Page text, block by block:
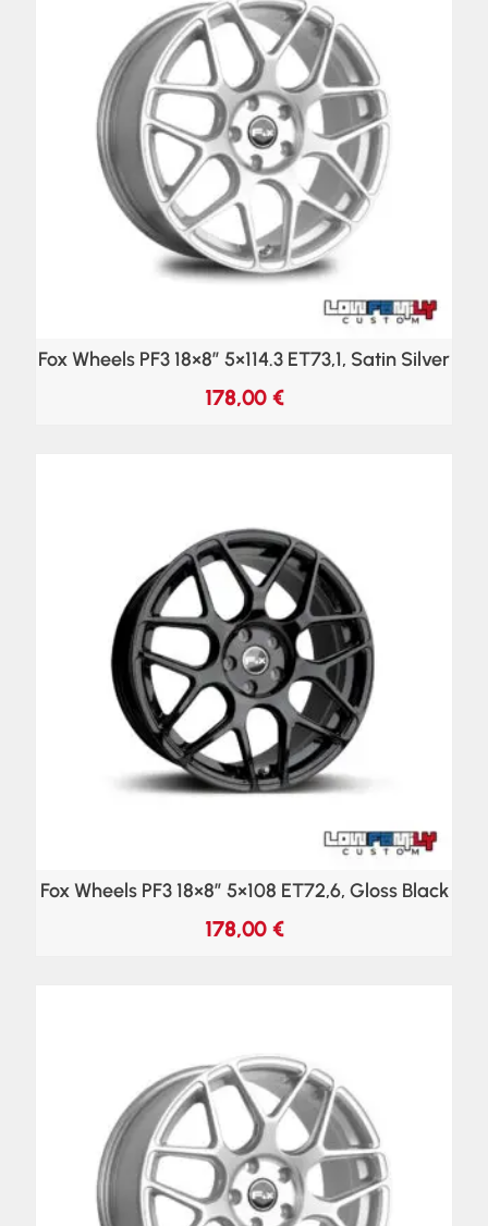
Fox Wheels PF3 18×8″ 5×114.3 ET73,1, Satin Silver
178,00 €
Fox Wheels PF3 18×8″ 5×108 ET72,6, Gloss Black
178,00 €